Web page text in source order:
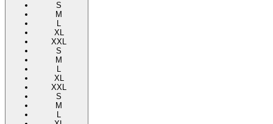
S
M
L
XL
XXL
S
M
L
XL
XXL
S
M
L